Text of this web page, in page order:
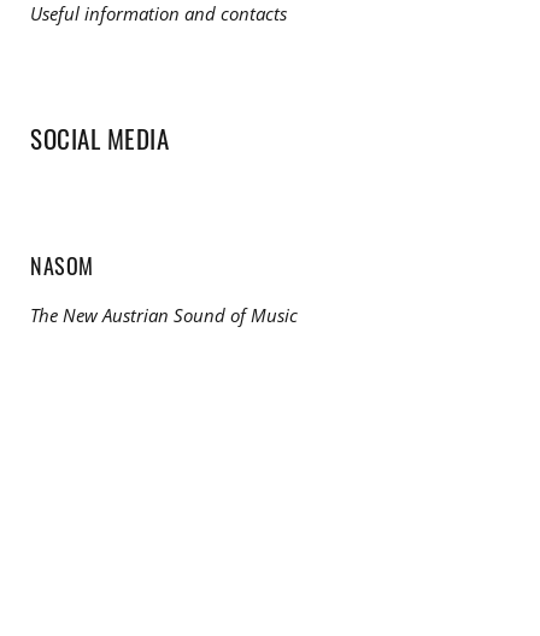
Useful information and contacts
SOCIAL MEDIA
NASOM
The New Austrian Sound of Music